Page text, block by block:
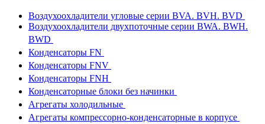
Воздухоохладители угловые серии BVA. BVH. BVD
Воздухоохладители двухпоточные серии BWA. BWH.
BWD
Конденсаторы FN
Конденсаторы FNV
Конденсаторы FNH
Конденсаторные блоки без начинки
Агрегаты холодильные
Агрегаты компрессорно-конденсаторные в корпусе